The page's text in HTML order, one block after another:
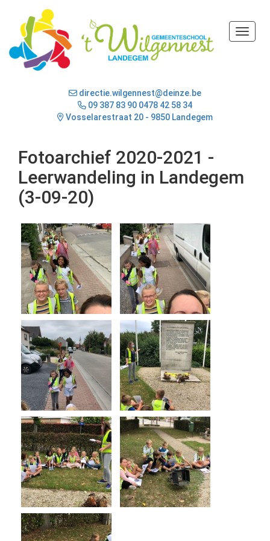
directie.wilgennest@deinze.be
09 387 83 90 0478 42 58 34
Vosselarestraat 20 - 9850 Landegem
Fotoarchief 2020-2021 -
Leerwandeling in Landegem
(3-09-20)